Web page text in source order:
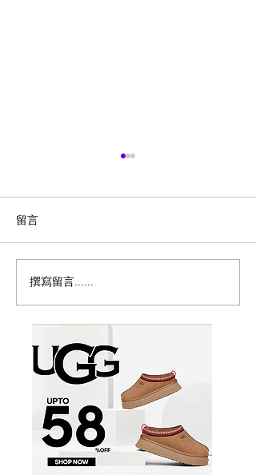
突发：加拿大宣布暂停父
母移民计画！
留言
撰寫留言......